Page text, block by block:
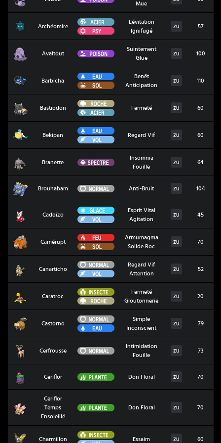
Mue
Archéomire
Acier
Psy
Lévitation
Ignifugé
ZU 57
Avaltout Poison
Suintement
Glue
ZU 100
Barbicha
Eau
Sol
Benêt
Anticipation
ZU 110
Bastiodon
Roche
Acier
Fermeté ZU 60
Bekipan
Eau
Vol
Regard Vif ZU 60
Branette Spectre
Insomnia
Fouille
ZU 64
Brouhabam NormalAnti-Bruit ZU 104
Cadoizo
Glace
Vol
Esprit Vital
Agitation
ZU 45
Camérupt
Feu
Sol
Armumagma
Solide Roc
ZU 70
Canarticho
Normal
Vol
Regard Vif
Attention
ZU 52
Caratroc
Insecte
Roche
Fermeté
Gloutonnerie
ZU 20
Castorno
Normal
Eau
Simple
Inconscient
ZU 79
Cerfrousse Normal
Intimidation
Fouille
ZU 73
Ceriflor PlanteDon Floral ZU 70
Ceriflor Temps Ensoleillé
Ceriflor
Temps
Ensoleillé
PlanteDon Floral ZU 70
Charmillon
Insecte
Essaim ZU 60